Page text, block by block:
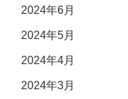
2024年6月
2024年5月
2024年4月
2024年3月